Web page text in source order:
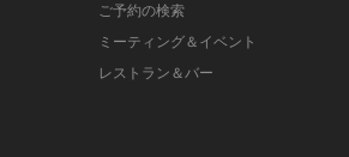
ご予約の検索
ミーティング＆イベント
レストラン＆バー